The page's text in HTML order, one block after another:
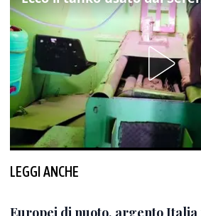
LEGGI ANCHE
Europei di nuoto, argento Italia